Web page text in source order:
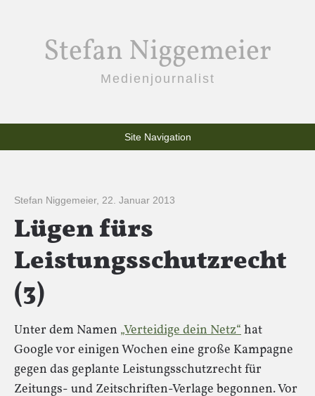
Stefan Niggemeier
Medienjournalist
Site Navigation
Stefan Niggemeier, 22. Januar 2013
Lügen fürs
Leistungsschutzrecht
(3)
Unter dem Namen „Verteidige dein Netz“hat
Google vor einigen Wochen eine große Kampagne
gegen das geplante Leistungsschutzrecht für
Zeitungs- und Zeitschriften-Verlage begonnen. Vor